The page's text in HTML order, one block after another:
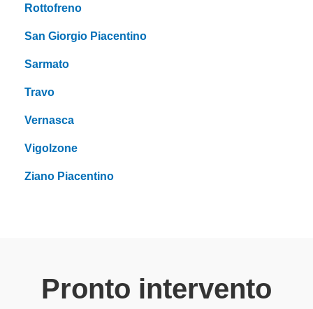
Rottofreno
San Giorgio Piacentino
Sarmato
Travo
Vernasca
Vigolzone
Ziano Piacentino
Pronto intervento